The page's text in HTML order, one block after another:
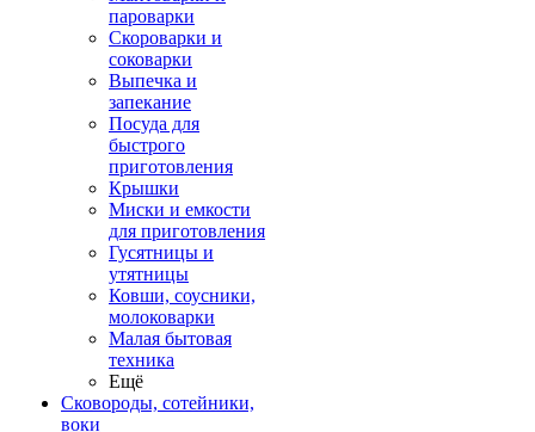
пароварки
Скороварки и
соковарки
Выпечка и
запекание
Посуда для
быстрого
приготовления
Крышки
Миски и емкости
для приготовления
Гусятницы и
утятницы
Ковши, соусники,
молоковарки
Малая бытовая
техника
Ещё
Сковороды, сотейники,
воки